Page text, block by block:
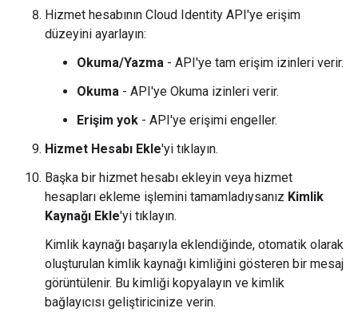
Hizmet hesabının Cloud Identity API'ye erişim
düzeyini ayarlayın:
Okuma/Yazma - API'ye tam erişim izinleri verir.
Okuma - API'ye Okuma izinleri verir.
Erişim yok - API'ye erişimi engeller.
Hizmet Hesabı Ekle'yi tıklayın.
Başka bir hizmet hesabı ekleyin veya hizmet
hesapları ekleme işlemini tamamladıysanız Kimlik
Kaynağı Ekle'yi tıklayın.
Kimlik kaynağı başarıyla eklendiğinde, otomatik olarak
oluşturulan kimlik kaynağı kimliğini gösteren bir mesaj
görüntülenir. Bu kimliği kopyalayın ve kimlik
bağlayıcısı geliştiricinize verin.